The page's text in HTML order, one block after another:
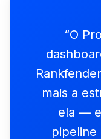
“O
mais a
ela —
pipeline